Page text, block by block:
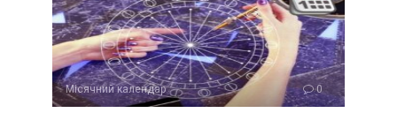
Місячний календар 0